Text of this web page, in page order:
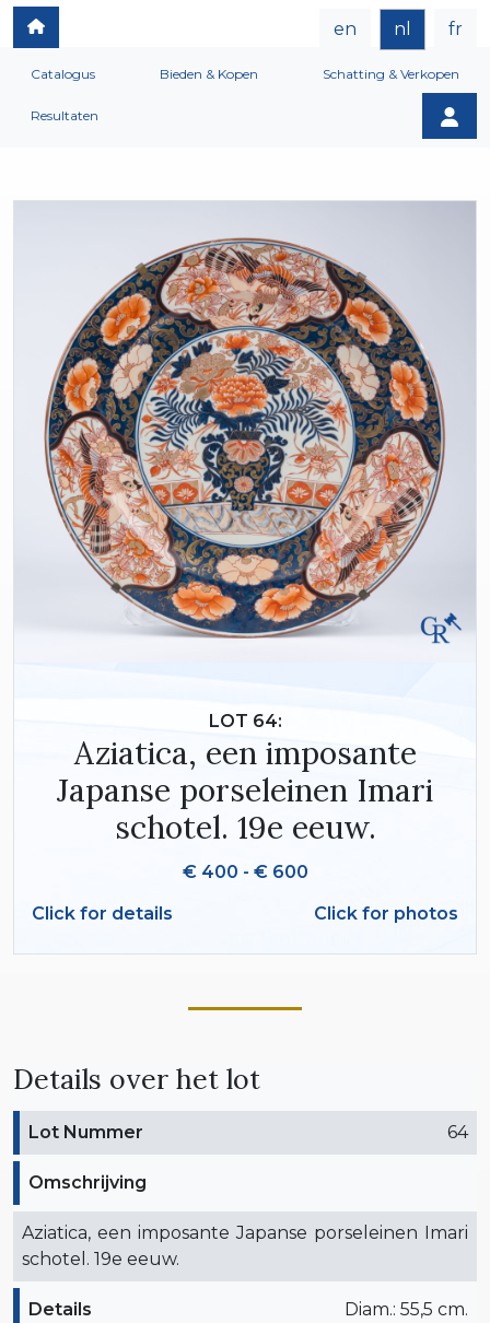
en nl fr
Catalogus Bieden & Kopen Schatting & Verkopen
Resultaten
LOT 64:
Aziatica, een imposante
Japanse porseleinen Imari
schotel. 19e eeuw.
€ 400 - € 600
Click for details
Click for photos
Details over het lot
Lot Nummer 64
Omschrijving
Aziatica, een imposante Japanse porseleinen Imari
schotel. 19e eeuw.
Details
Diam.: 55,5 cm.